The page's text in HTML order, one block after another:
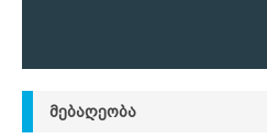
ᲛᲔᲑᲐᲦᲔᲝᲑᲐ